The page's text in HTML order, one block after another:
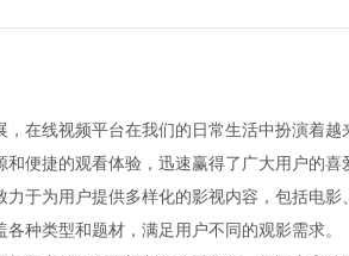
，在线视频平台在我们的日常生活中扮演着
便捷的观看体验，迅速赢得了广大用户的喜
力于为用户提供多样化的影视内容，包括电
种类型和题材，满足用户不同的观影需求。